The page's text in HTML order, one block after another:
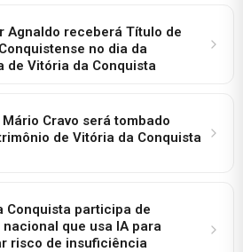
Agnaldo receberá Título de
no dia da
de Vitória da Conquista
Cravo será tombado
de Vitória da Conquista
Conquista participa de
nacional que usa IA para
risco de insuficiência